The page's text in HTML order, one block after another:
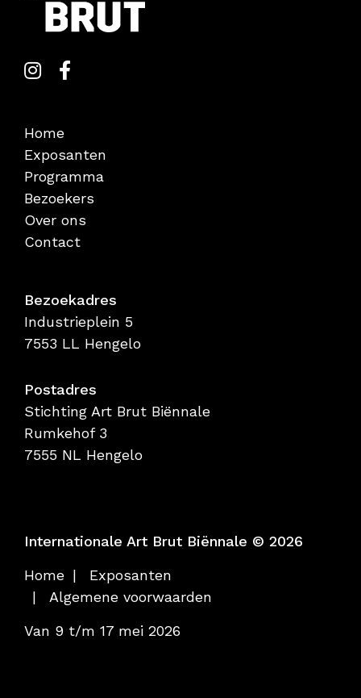
Home
Exposanten
Programma
Bezoekers
Over ons
Contact
Bezoekadres
Industrieplein 5
7553 LL Hengelo
Postadres
Stichting Art Brut Biënnale
Rumkehof 3
7555 NL Hengelo
Internationale Art Brut Biënnale © 2026
Home
Exposanten
Algemene voorwaarden
Van 9 t/m 17 mei 2026